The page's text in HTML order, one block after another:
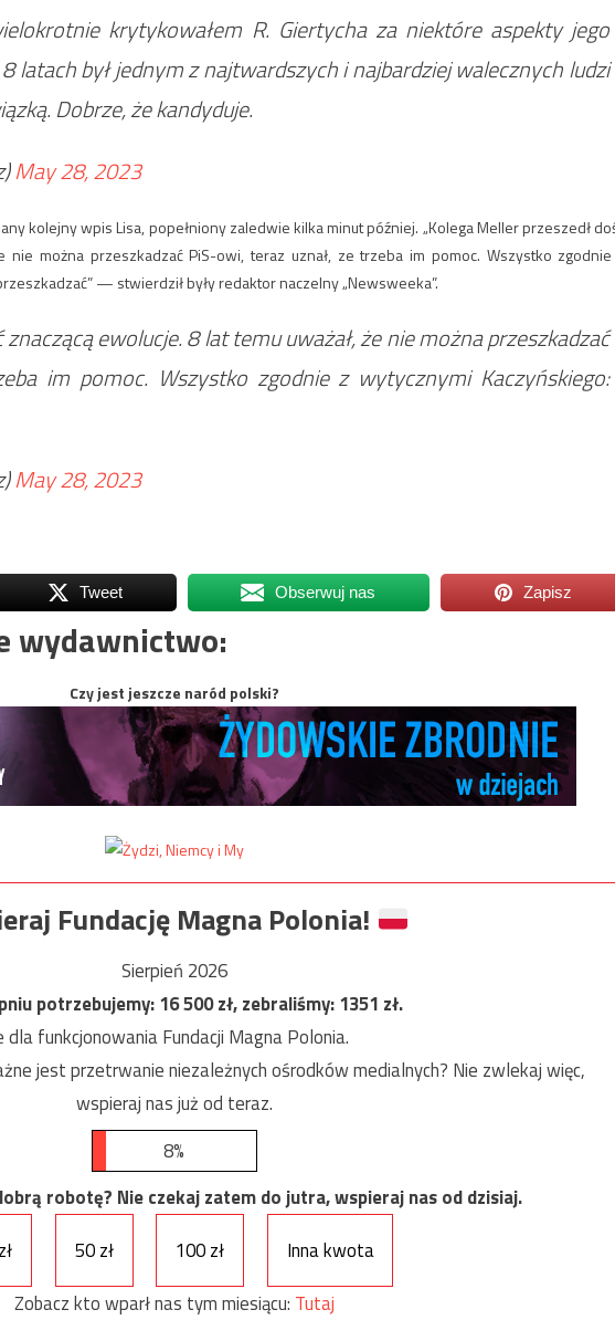
krytykowałem R. Giertycha za niektóre aspekty jego
latach był jednym z najtwardszych i najbardziej walecznych ludzi
Dobrze, że kandyduje.
May 28, 2023
kolejny wpis Lisa, popełniony zaledwie kilka minut później. „Kolega Meller przeszedł
nie można przeszkadzać PiS-owi, teraz uznał, ze trzeba im pomoc. Wszystko
— stwierdził były redaktor naczelny „Newsweeka”.
ewolucje. 8 lat temu uważał, że nie można przeszkadzać
im pomoc. Wszystko zgodnie z wytycznymi Kaczyńskiego:
May 28, 2023
Tweet Obserwuj nas Zapisz
wydawnictwo:
Czy jest jeszcze naród polski?
Fundację Magna Polonia!
Sierpień 2026
potrzebujemy:16 500zł, zebraliśmy:1351 zł.
funkcjonowania Fundacji Magna Polonia.
jest przetrwanie niezależnych ośrodków medialnych? Nie zwlekaj więc,
wspieraj nas już od teraz.
8%
robotę? Nie czekaj zatem do jutra, wspieraj nas od dzisiaj.
50 zł 100 zł
Inna kwota
Zobacz kto wparł nas tym miesiącu: Tutaj